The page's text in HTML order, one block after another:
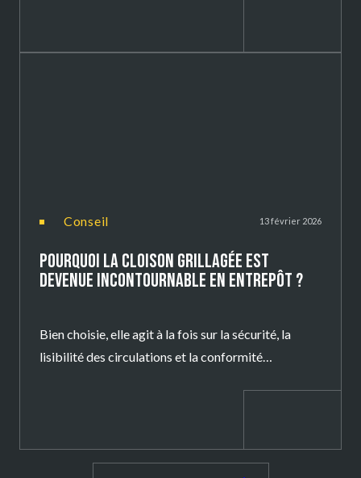
conseil 13 février 2026
POURQUOI LA CLOISON GRILLAGÉE EST
DEVENUE INCONTOURNABLE EN ENTREPÔT ?
Bien choisie, elle agit à la fois sur la sécurité, la
lisibilité des circulations et la conformité